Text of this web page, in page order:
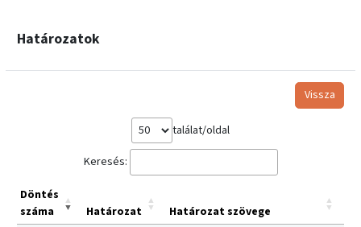
Határozatok
Vissza
találat/oldal
Keresés:
Döntés
száma
Határozat
Határozat szövege